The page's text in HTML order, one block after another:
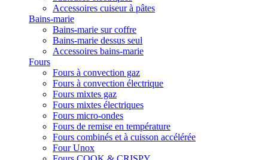
Accessoires cuiseur à pâtes
Bains-marie
Bains-marie sur coffre
Bains-marie dessus seul
Accessoires bains-marie
Fours
Fours à convection gaz
Fours à convection électrique
Fours mixtes gaz
Fours mixtes électriques
Fours micro-ondes
Fours de remise en température
Fours combinés et à cuisson accélérée
Four Unox